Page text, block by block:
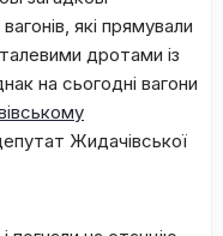
які прямували
дротами із
на сьогодні вагони
Жидачівської